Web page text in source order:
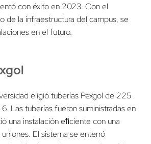
con éxito en 2023. Con el
de la infraestructura del campus, se
en el futuro.
eligió tuberías Pexgol de 225
Las tuberías fueron suministradas en
una instalación eﬁciente con una
El sistema se enterró